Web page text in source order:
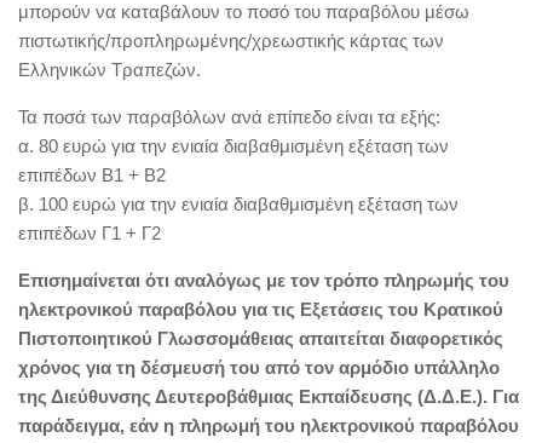
μπορούν να καταβάλουν το ποσό του παραβόλου μέσω
πιστωτικής/προπληρωμένης/χρεωστικής κάρτας των
Ελληνικών Τραπεζών.
Τα ποσά των παραβόλων ανά επίπεδο είναι τα εξής:
α. 80 ευρώ για την ενιαία διαβαθμισμένη εξέταση των
επιπέδων Β1 + Β2
β. 100 ευρώ για την ενιαία διαβαθμισμένη εξέταση των
επιπέδων Γ1 + Γ2
Επισημαίνεται ότι αναλόγως με τον τρόπο πληρωμής του
ηλεκτρονικού παραβόλου για τις Εξετάσεις του Κρατικού
Πιστοποιητικού Γλωσσομάθειας απαιτείται διαφορετικός
χρόνος για τη δέσμευσή του από τον αρμόδιο υπάλληλο
της Διεύθυνσης Δευτεροβάθμιας Εκπαίδευσης (Δ.Δ.Ε.). Για
παράδειγμα, εάν η πληρωμή του ηλεκτρονικού παραβόλου